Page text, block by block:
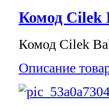
Комод Cilek
Комод Cilek
Описание